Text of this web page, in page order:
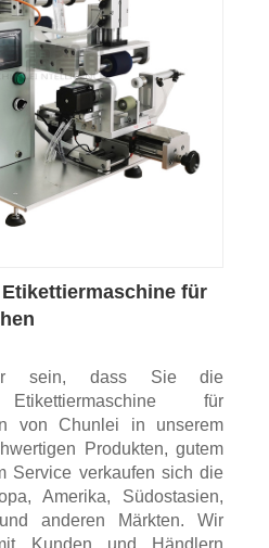
für
sein, dass Sie die
Etikettiermaschine für
von Chunlei in unserem
Produkten, gutem
Service verkaufen sich die
Amerika, Südostasien,
anderen Märkten. Wir